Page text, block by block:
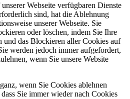
Webseite verfügbaren Dienste
sind, hat die Ablehnung
unserer Webseite. Sie
oder löschen, indem Sie Ihre
und das Blockieren aller Cookies auf
werden jedoch immer aufgefordert,
wenn Sie unsere Website
wenn Sie Cookies ablehnen
Sie immer wieder nach Cookies